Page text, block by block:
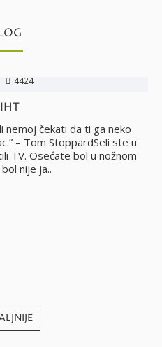
4424
nemoj čekati da ti ga neko
– Tom StoppardSeli ste u
TV. Osećate bol u nožnom
nije ja..